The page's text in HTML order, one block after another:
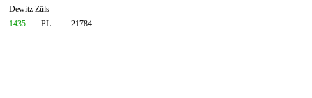
Dewitz Züls
1435
PL 21784